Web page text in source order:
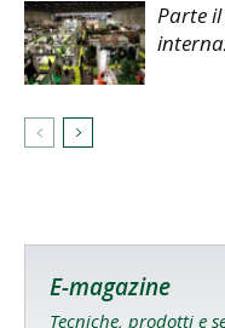
Parte
E-magazine
Tecniche, prodotti e